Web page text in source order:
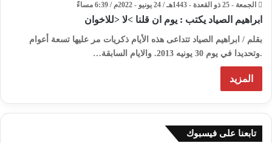
الجمعة - 25 ذو القعدة - 1443هـ / 24 يونيو - 2022م / 6:39 مساءً
ابراهيم الصياد يكتب : يوم ان قلنا >لا <للاخوان
بقلم / ابراهيم الصياد تتداعى هذه الأيام ذكريات مر عليها تسعة أعوام
.وتحديدا في يوم 30 يونيه 2013. والايام السابقة…
المزيد
تابعنا على فيسبوك